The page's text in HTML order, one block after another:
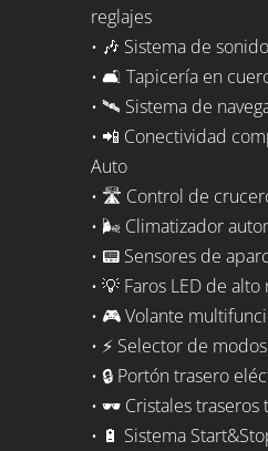
reglajes
• 🎶 Sistema de
• 🛋️ Tapicería en
• 🛰️ Sistema de
• 📲 Conectividad
Auto
• 🛣️ Control de
• 🌬️ Climatizador
• 📟 Sensores de
• 💡 Faros LED de
• 🎮 Volante
• ⚡ Selector de
• 🔒 Portón trasero
• 🕶️ Cristales traseros
• 🔋 Sistema